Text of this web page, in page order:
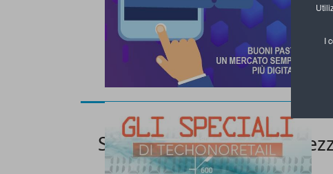
I
Speciale Sistemi di